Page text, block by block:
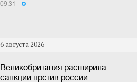
09:31
6 августа 2026
Великобритания расширила
санкции против россии